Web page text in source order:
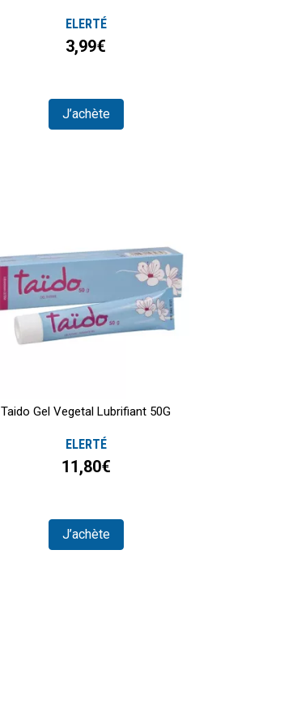
ELERTÉ
3,99€
J’achète
Taido Gel Vegetal Lubrifiant 50G
ELERTÉ
11,80€
J’achète